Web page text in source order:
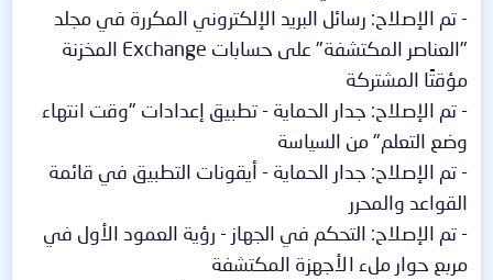
- تم الإصلاح: رسائل البريد الإلكتروني المكررة في مجلد
"العناصر المكتشفة" على حسابات Exchange المخزنة
مؤقتًا المشتركة
- تم الإصلاح: جدار الحماية - تطبيق إعدادات "وقت انتهاء
وضع التعلم" من السياسة
- تم الإصلاح: جدار الحماية - أيقونات التطبيق في قائمة
القواعد والمحرر
- تم الإصلاح: التحكم في الجهاز - رؤية العمود الأول في
مربع حوار ملء الأجهزة المكتشفة